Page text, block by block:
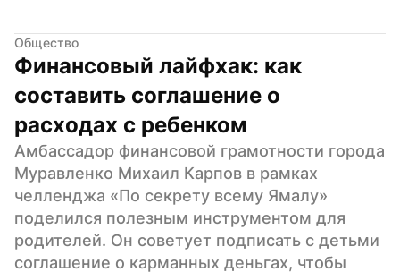
Общество
Финансовый лайфхак: как
составить соглашение о
расходах с ребенком
Амбассадор финансовой грамотности города
Муравленко Михаил Карпов в рамках
челленджа «По секрету всему Ямалу»
поделился полезным инструментом для
родителей. Он советует подписать с детьми
соглашение о карманных деньгах, чтобы